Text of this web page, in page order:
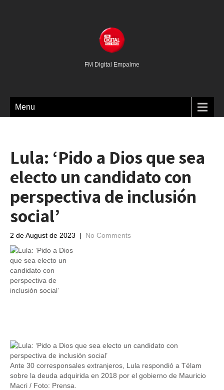
FM Digital Empalme
Menu
Lula: ‘Pido a Dios que sea
electo un candidato con
perspectiva de inclusión
social’
2 de August de 2023 | No Comments
Ante 30 corresponsales extranjeros, Lula respondió a Télam
sobre la deuda adquirida en 2018 por el gobierno de Mauricio
Macri / Foto: Prensa.